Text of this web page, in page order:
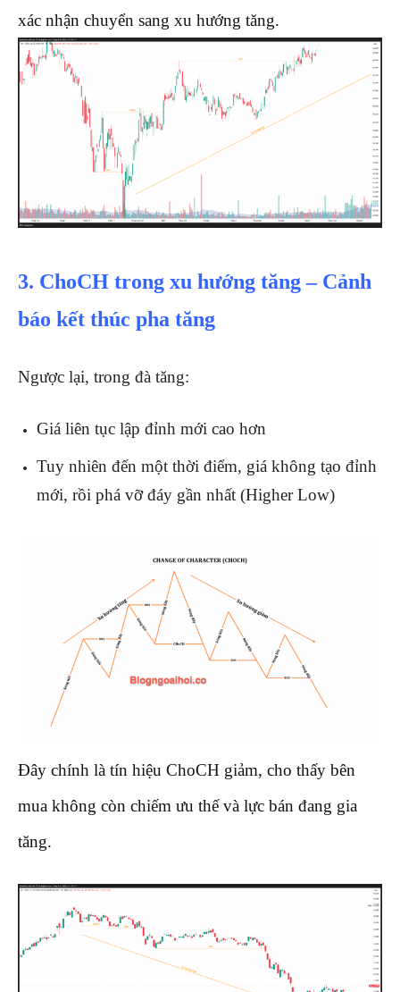
xác nhận chuyển sang xu hướng tăng.
3. ChoCH trong xu hướng tăng – Cảnh
báo kết thúc pha tăng
Ngược lại, trong đà tăng:
Giá liên tục lập đỉnh mới cao hơn
Tuy nhiên đến một thời điểm, giá không tạo đỉnh
mới, rồi phá vỡ đáy gần nhất (Higher Low)
Đây chính là tín hiệu ChoCH giảm, cho thấy bên
mua không còn chiếm ưu thế và lực bán đang gia
tăng.